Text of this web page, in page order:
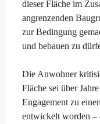
dieser Fläche im
angrenzenden
zur Bedingung
und bebauen zu
Die Anwohner
Fläche sei über
Engagement zu
entwickelt worden –